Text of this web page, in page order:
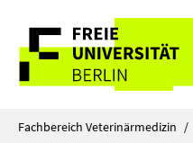
direkt
Inhalt
Service-
Navigation
Fachbereich Veterinärmedizin /